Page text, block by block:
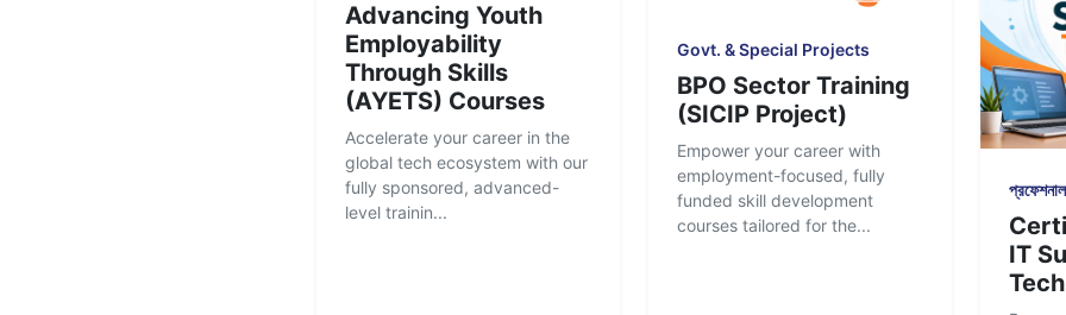
Advancing Youth
Employability
Through Skills
(AYETS) Courses
Accelerate your career in the
global tech ecosystem with our
fully sponsored, advanced-
level trainin...
Govt. & Special Projects
BPO Sector Training
(SICIP Project)
Empower your career with
employment-focused, fully
funded skill development
courses tailored for the...
প্রফেশনাল
IT